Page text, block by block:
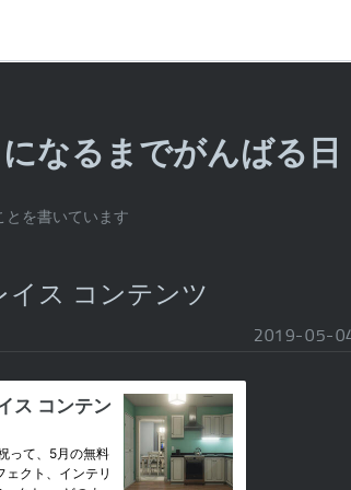
なるまでがんばる日
とを書いています
2019-05-
イス コンテンツ